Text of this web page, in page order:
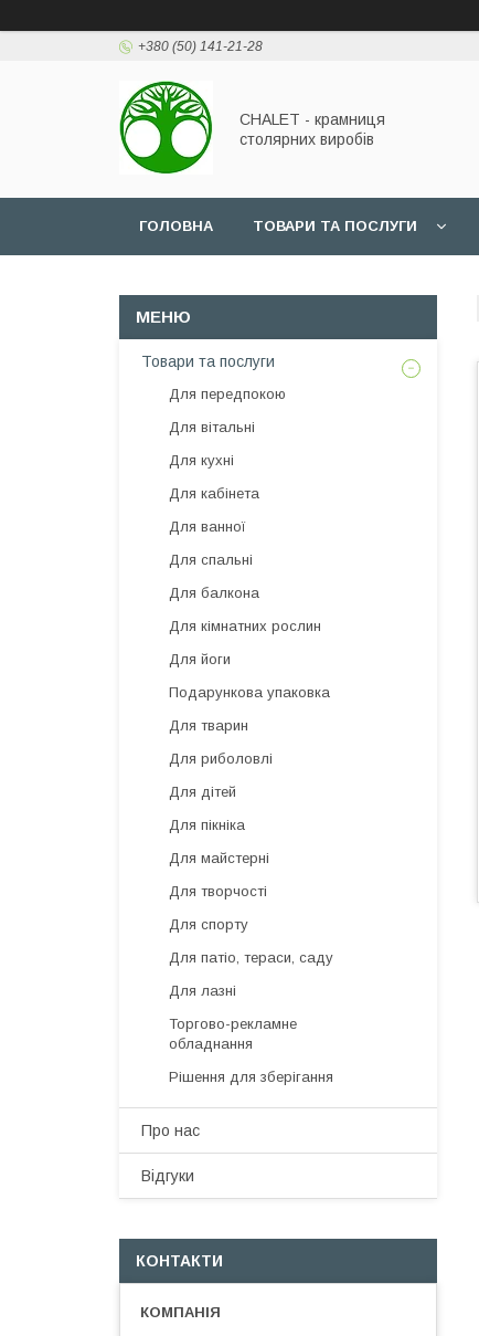
+380 (50) 141-21-28
CHALET - крамниця
столярних виробів
ГОЛОВНА ТОВАРИ ТА ПОСЛУГИ
Товари та послуги
Для передпокою
Для вітальні
Для кухні
Для кабінета
Для ванної
Для спальні
Для балкона
Для кімнатних рослин
Для йоги
Подарункова упаковка
Для тварин
Для риболовлі
Для дітей
Для пікніка
Для майстерні
Для творчості
Для спорту
Для патіо, тераси, саду
Для лазні
Торгово-рекламне
обладнання
Рішення для зберігання
Про нас
Відгуки
КОНТАКТИ